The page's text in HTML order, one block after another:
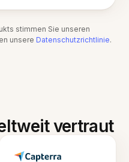
stimmen Sie unseren
unsere Datenschutzrichtlinie.
vertraut